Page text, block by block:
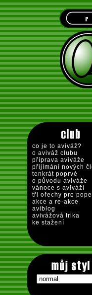
co je to aviváž?
o aviváž clubu
příprava aviváže
přijímání nových
tenkrát poprvé
o původu aviváže
vánoce s aviváží
tři ořechy pro
akce a re-akce
aviblog
avivážová trika
ke stažení